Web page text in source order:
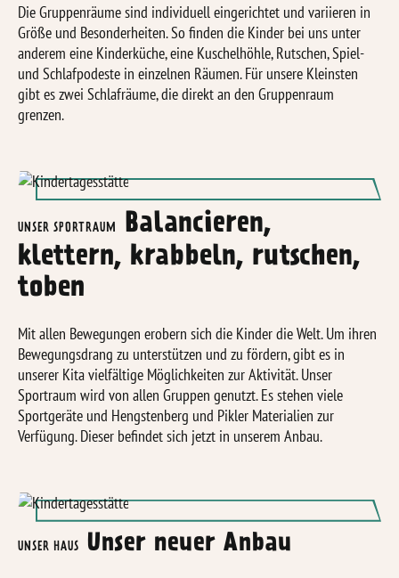
Die Gruppenräume sind individuell eingerichtet und variieren in
Größe und Besonderheiten. So finden die Kinder bei uns unter
anderem eine Kinderküche, eine Kuschelhöhle, Rutschen, Spiel-
und Schlafpodeste in einzelnen Räumen. Für unsere Kleinsten
gibt es zwei Schlafräume, die direkt an den Gruppenraum
grenzen.
UNSER SPORTRAUM
Balancieren,
klettern, krabbeln, rutschen,
toben
Mit allen Bewegungen erobern sich die Kinder die Welt. Um ihren
Bewegungsdrang zu unterstützen und zu fördern, gibt es in
unserer Kita vielfältige Möglichkeiten zur Aktivität. Unser
Sportraum wird von allen Gruppen genutzt. Es stehen viele
Sportgeräte und Hengstenberg und Pikler Materialien zur
Verfügung. Dieser befindet sich jetzt in unserem Anbau.
UNSER HAUS Unser neuer Anbau